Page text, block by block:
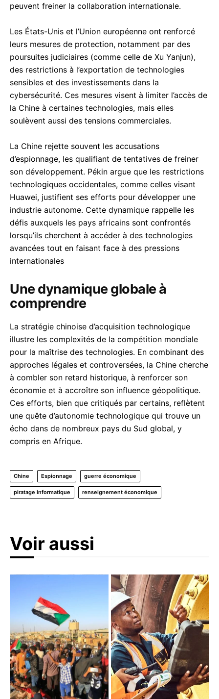
peuvent freiner la collaboration internationale.
Les États-Unis et l’Union européenne ont renforcé
leurs mesures de protection, notamment par des
poursuites judiciaires (comme celle de Xu Yanjun),
des restrictions à l’exportation de technologies
sensibles et des investissements dans la
cybersécurité. Ces mesures visent à limiter l’accès de
la Chine à certaines technologies, mais elles
soulèvent aussi des tensions commerciales.
La Chine rejette souvent les accusations
d’espionnage, les qualifiant de tentatives de freiner
son développement. Pékin argue que les restrictions
technologiques occidentales, comme celles visant
Huawei, justifient ses efforts pour développer une
industrie autonome. Cette dynamique rappelle les
défis auxquels les pays africains sont confrontés
lorsqu’ils cherchent à accéder à des technologies
avancées tout en faisant face à des pressions
internationales
Une dynamique globale à
comprendre
La stratégie chinoise d’acquisition technologique
illustre les complexités de la compétition mondiale
pour la maîtrise des technologies. En combinant des
approches légales et controversées, la Chine cherche
à combler son retard historique, à renforcer son
économie et à accroître son influence géopolitique.
Ces efforts, bien que critiqués par certains, reflètent
une quête d’autonomie technologique qui trouve un
écho dans de nombreux pays du Sud global, y
compris en Afrique.
Chine Espionnage guerre économique
piratage informatique renseignement économique
Voir aussi